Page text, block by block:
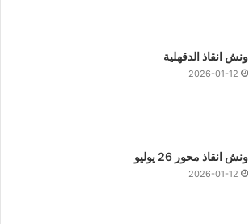
ونش انقاذ الدقهلية
2026-01-12
ونش انقاذ محور 26 يوليو
2026-01-12